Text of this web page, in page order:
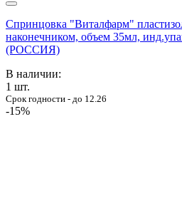
Спринцовка "Виталфарм"
наконечником, объем 35мл,
(РОССИЯ)
В наличии:
1 шт.
Срок годности - до 12.26
-15%